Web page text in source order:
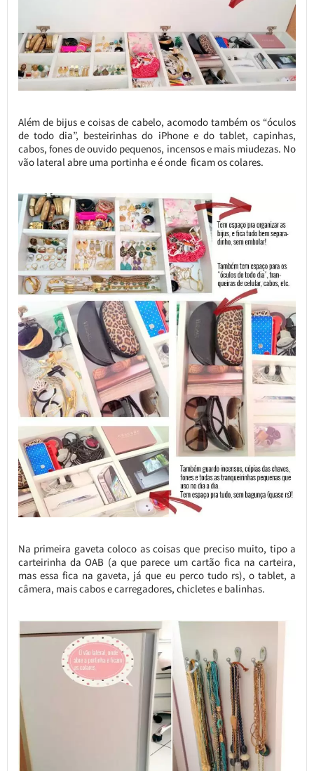
Além de bijus e coisas de cabelo, acomodo também os “óculos
de todo dia”, besteirinhas do iPhone e do tablet, capinhas,
cabos, fones de ouvido pequenos, incensos e mais miudezas. No
vão lateral abre uma portinha e é onde ficam os colares.
Na primeira gaveta coloco as coisas que preciso muito, tipo a
carteirinha da OAB (a que parece um cartão fica na carteira,
mas essa fica na gaveta, já que eu perco tudo rs), o tablet, a
câmera, mais cabos e carregadores, chicletes e balinhas.